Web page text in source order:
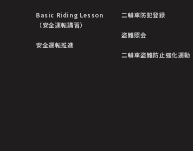
Basic Riding Lesson
（安全運転講習）
安全運転推進
二輪車防犯登録
盗難照会
二輪車盗難防止強化運動